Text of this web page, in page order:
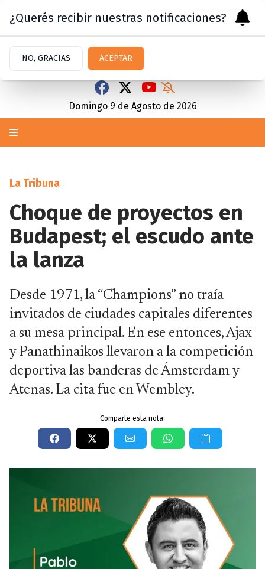
Domingo 9 de Agosto de 2026
La Tribuna
Choque de proyectos en
Budapest; el escudo ante
la lanza
Desde 1971, la “Champions” no traía
invitados de ciudades capitales diferentes
a su mesa principal. En ese entonces, Ajax
y Panathinaikos llevaron a la competición
deportiva las banderas de Ámsterdam y
Atenas. La cita fue en Wembley.
Comparte esta nota:
¿Querés recibir nuestras notificaciones?
NO, GRACIAS ACEPTAR